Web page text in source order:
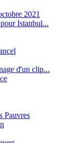
2021
Istanbul...
d'un clip...
Pauvres